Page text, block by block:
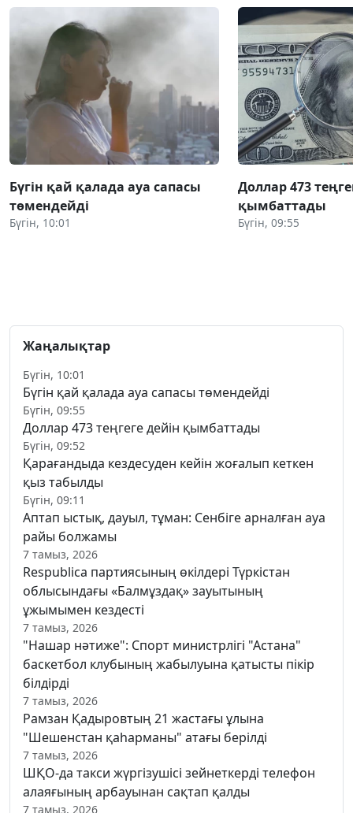
Бүгін қай қалада ауа сапасы
төмендейді
Бүгін, 10:01
Доллар 473
қымбаттады
Бүгін, 09:55
Жаңалықтар
Бүгін, 10:01
Бүгін қай қалада ауа сапасы төмендейді
Бүгін, 09:55
Доллар 473 теңгеге дейін қымбаттады
Бүгін, 09:52
Қарағандыда кездесуден кейін жоғалып кеткен
қыз табылды
Бүгін, 09:11
Аптап ыстық, дауыл, тұман: Сенбіге арналған ауа
райы болжамы
7 тамыз, 2026
Respublica партиясының өкілдері Түркістан
облысындағы «Балмұздақ» зауытының
ұжымымен кездесті
7 тамыз, 2026
"Нашар нәтиже": Спорт министрлігі "Астана"
баскетбол клубының жабылуына қатысты пікір
білдірді
7 тамыз, 2026
Рамзан Қадыровтың 21 жастағы ұлына
"Шешенстан қаһарманы" атағы берілді
7 тамыз, 2026
ШҚО-да такси жүргізушісі зейнеткерді телефон
алаяғының арбауынан сақтап қалды
7 тамыз, 2026